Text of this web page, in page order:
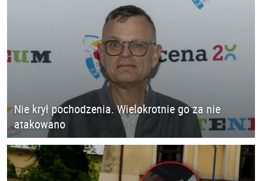
Nie krył pochodzenia. Wielokrotnie go za nie
atakowano